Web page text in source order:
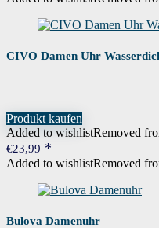
CIVO Damen Uhr
Produkt kaufen
Added to wishlistRemoved
€23,99
Added to wishlistRemoved
Bulova Damenuhr